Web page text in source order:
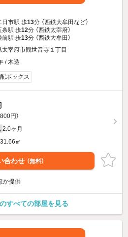
日市駅 歩13分 （西鉄大牟田など）
条駅 歩12分 （西鉄太宰府）
前駅 歩13分 （西鉄大牟田）
太宰府市観世音寺１丁目
/ 木造
ボックス
円）
2.0ヶ月
㎡
合わせ （無料）
か提供
すべての部屋を見る